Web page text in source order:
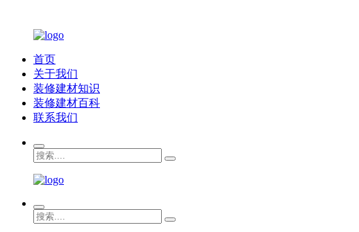
首页
关于我们
装修建材知识
装修建材百科
联系我们